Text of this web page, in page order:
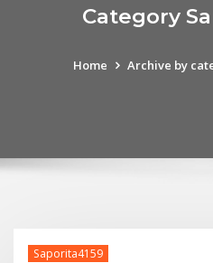
Category
Home Archive by
Saporita4159